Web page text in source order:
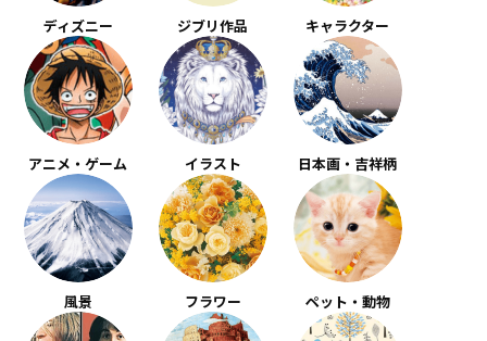
ディズニー ジブリ作品 キャラクター
アニメ・ゲーム イラスト 日本画・吉祥柄
風景 フラワー ペット・動物